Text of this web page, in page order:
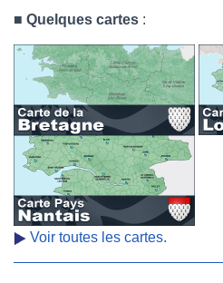
■ Quelques cartes :
Voir toutes les cartes.